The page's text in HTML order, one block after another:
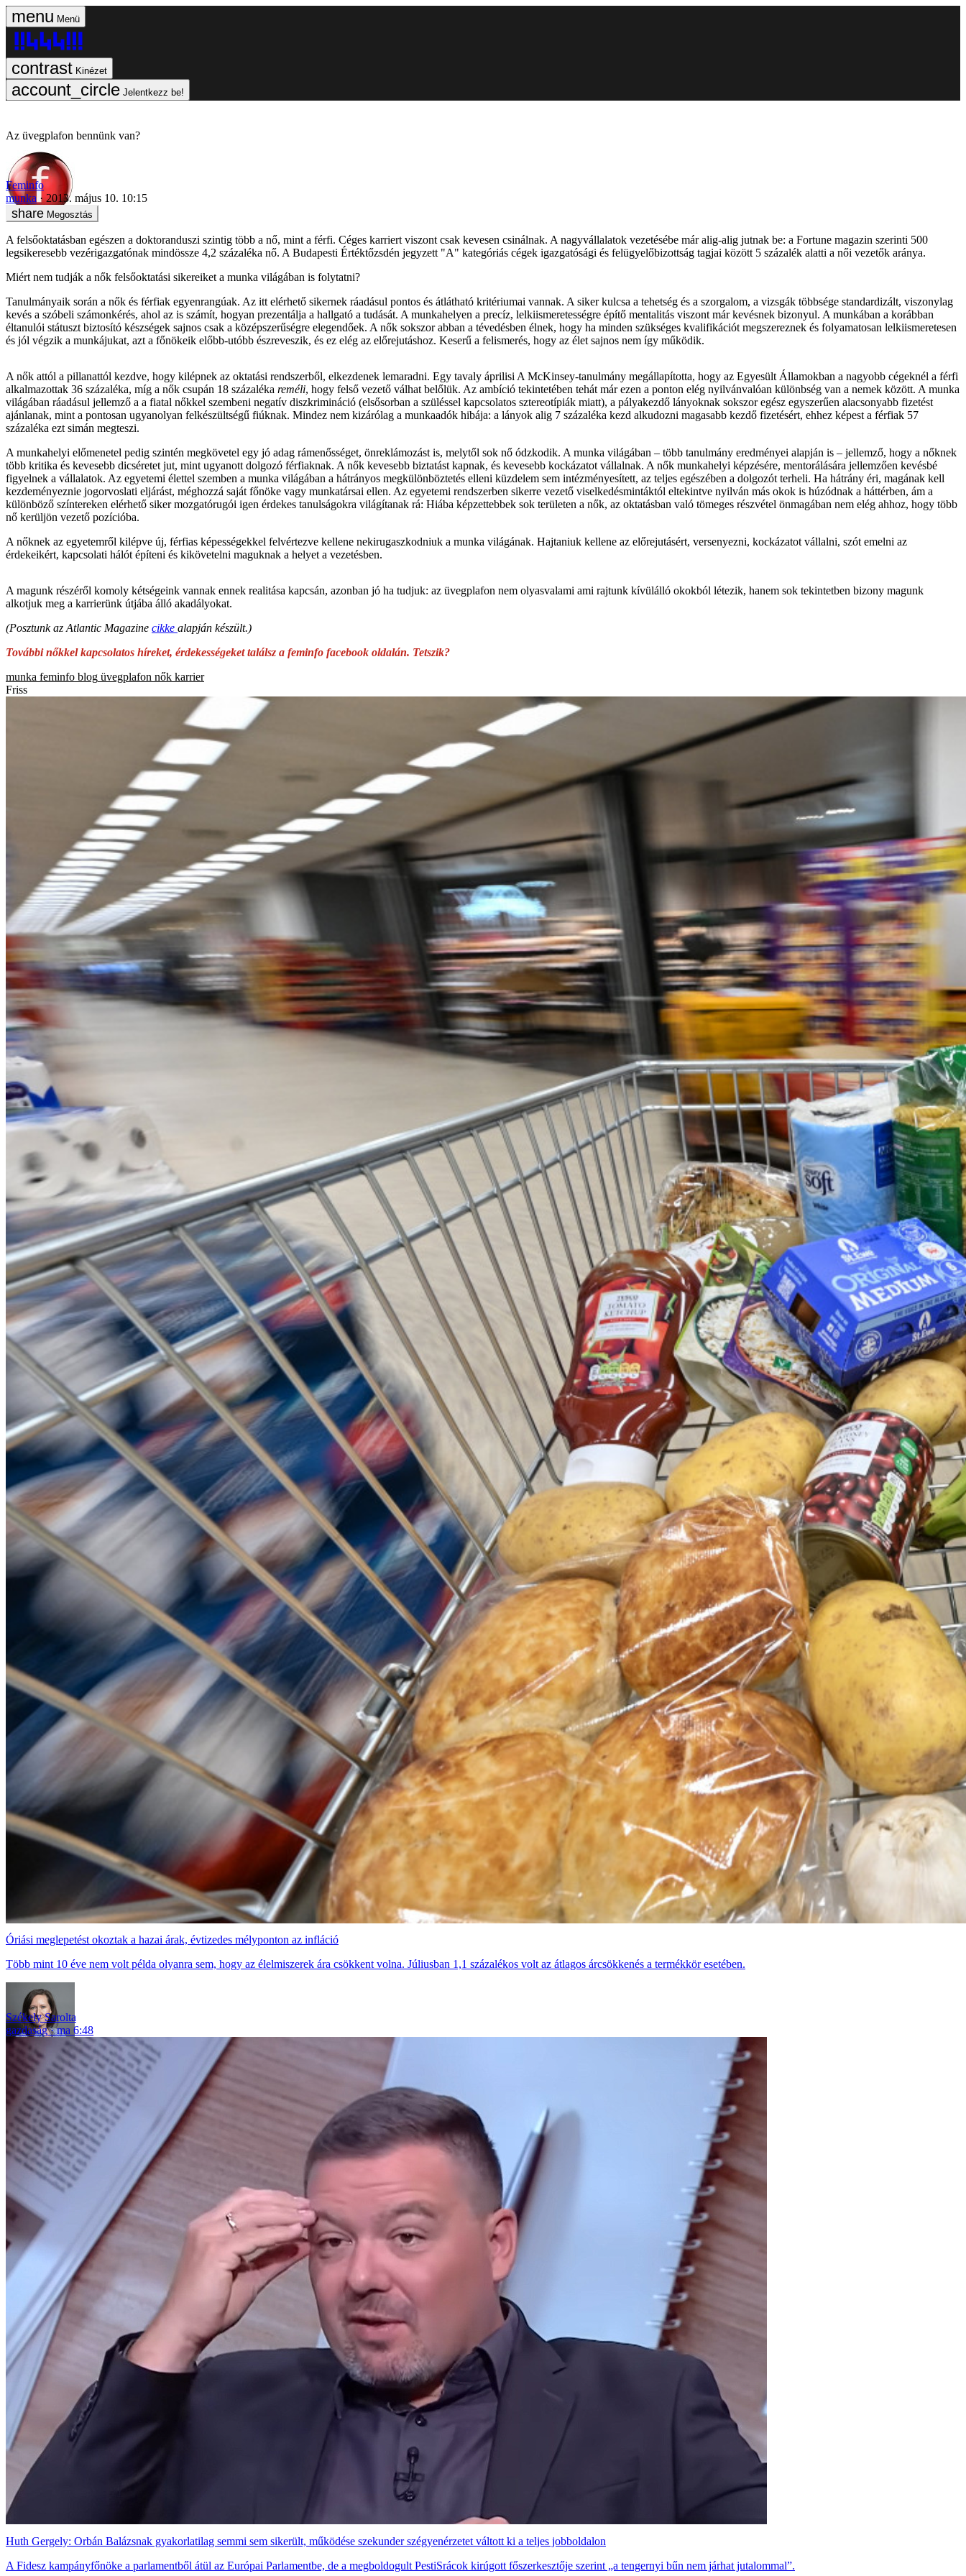
Menü
Kinézet
Jelentkezz be!
Az üvegplafon bennünk van?
Feminfo
munka
2013. május 10. 10:15
Megosztás
A felsőoktatásban egészen a doktoranduszi szintig több a nő, mint a férfi. Céges karriert viszont csak kevesen csinálnak. A nagyvállalatok vezetésébe már alig-alig jutnak be: a Fortune magazin szerinti 500
legsikeresebb vezérigazgatónak mindössze 4,2 százaléka nő. A Budapesti Értéktőzsdén jegyzett "A" kategóriás cégek igazgatósági és felügyelőbizottság tagjai között 5 százalék alatti a női vezetők aránya.
Miért nem tudják a nők felsőoktatási sikereiket a munka világában is folytatni?
Tanulmányaik során a nők és férfiak egyenrangúak. Az itt elérhető sikernek ráadásul pontos és átlátható kritériumai vannak. A siker kulcsa a tehetség és a szorgalom, a vizsgák többsége standardizált, viszonylag
kevés a szóbeli számonkérés, ahol az is számít, hogyan prezentálja a hallgató a tudását. A munkahelyen a precíz, lelkiismeretességre építő mentalitás viszont már kevésnek bizonyul. A munkában a korábban
éltanulói státuszt biztosító készségek sajnos csak a középszerűségre elegendőek. A nők sokszor abban a tévedésben élnek, hogy ha minden szükséges kvalifikációt megszereznek és folyamatosan lelkiismeretesen
és jól végzik a munkájukat, azt a főnökeik előbb-utóbb észreveszik, és ez elég az előrejutáshoz. Keserű a felismerés, hogy az élet sajnos nem így működik.
A nők attól a pillanattól kezdve, hogy kilépnek az oktatási rendszerből, elkezdenek lemaradni. Egy tavaly áprilisi A McKinsey-tanulmány megállapította, hogy az Egyesült Államokban a nagyobb cégeknél a férfi
alkalmazottak 36 százaléka, míg a nők csupán 18 százaléka reméli, hogy felső vezető válhat belőlük. Az ambíció tekintetében tehát már ezen a ponton elég nyilvánvalóan különbség van a nemek között. A munka
világában ráadásul jellemző a a fiatal nőkkel szembeni negatív diszkrimináció (elsősorban a szüléssel kapcsolatos sztereotípiák miatt), a pályakezdő lányoknak sokszor egész egyszerűen alacsonyabb fizetést
ajánlanak, mint a pontosan ugyanolyan felkészültségű fiúknak. Mindez nem kizárólag a munkaadók hibája: a lányok alig 7 százaléka kezd alkudozni magasabb kezdő fizetésért, ehhez képest a férfiak 57
százaléka ezt simán megteszi.
A munkahelyi előmenetel pedig szintén megkövetel egy jó adag rámenősséget, önreklámozást is, melytől sok nő ódzkodik. A munka világában – több tanulmány eredményei alapján is – jellemző, hogy a nőknek
több kritika és kevesebb dicséretet jut, mint ugyanott dolgozó férfiaknak. A nők kevesebb biztatást kapnak, és kevesebb kockázatot vállalnak. A nők munkahelyi képzésére, mentorálására jellemzően kevésbé
figyelnek a vállalatok. Az egyetemi élettel szemben a munka világában a hátrányos megkülönböztetés elleni küzdelem sem intézményesített, az teljes egészében a dolgozót terheli. Ha hátrány éri, magának kell
kezdeményeznie jogorvoslati eljárást, méghozzá saját főnöke vagy munkatársai ellen. Az egyetemi rendszerben sikerre vezető viselkedésmintáktól eltekintve nyilván más okok is húzódnak a háttérben, ám a
különböző színtereken elérhető siker mozgatórugói igen érdekes tanulságokra világítanak rá: Hiába képzettebbek sok területen a nők, az oktatásban való tömeges részvétel önmagában nem elég ahhoz, hogy több
nő kerüljön vezető pozícióba.
A nőknek az egyetemről kilépve új, férfias képességekkel felvértezve kellene nekirugaszkodniuk a munka világának. Hajtaniuk kellene az előrejutásért, versenyezni, kockázatot vállalni, szót emelni az
érdekeikért, kapcsolati hálót építeni és kikövetelni maguknak a helyet a vezetésben.
A magunk részéről komoly kétségeink vannak ennek realitása kapcsán, azonban jó ha tudjuk: az üvegplafon nem olyasvalami ami rajtunk kívülálló okokból létezik, hanem sok tekintetben bizony magunk
alkotjuk meg a karrierünk útjába álló akadályokat.
(Posztunk az Atlantic Magazine cikke alapján készült.)
További nőkkel kapcsolatos híreket, érdekességeket találsz a feminfo facebook oldalán. Tetszik?
munka feminfo blog üvegplafon nők karrier
Friss
Óriási meglepetést okoztak a hazai árak, évtizedes mélyponton az infláció
Több mint 10 éve nem volt példa olyanra sem, hogy az élelmiszerek ára csökkent volna. Júliusban 1,1 százalékos volt az átlagos árcsökkenés a termékkör esetében.
Székely Sarolta
gazdaság
ma 6:48
Huth Gergely: Orbán Balázsnak gyakorlatilag semmi sem sikerült, működése szekunder szégyenérzetet váltott ki a teljes jobboldalon
A Fidesz kampányfőnöke a parlamentből átül az Európai Parlamentbe, de a megboldogult PestiSrácok kirúgott főszerkesztője szerint „a tengernyi bűn nem járhat jutalommal”.